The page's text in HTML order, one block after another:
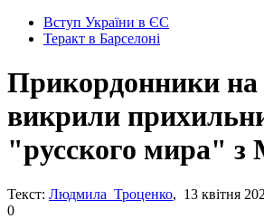
Вступ України в ЄС
Теракт в Барселоні
Прикордонники
викрили
"русского мира" з
Текст: Людмила Троценко, 13 квітня
0